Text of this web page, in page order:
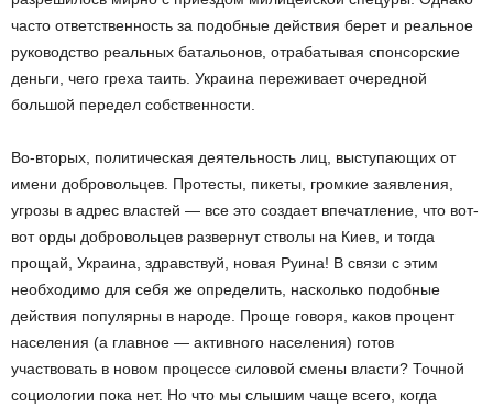
часто ответственность за подобные действия берет и реальное
руководство реальных батальонов, отрабатывая спонсорские
деньги, чего греха таить. Украина переживает очередной
большой передел собственности.
Во-вторых, политическая деятельность лиц, выступающих от
имени добровольцев. Протесты, пикеты, громкие заявления,
угрозы в адрес властей — все это создает впечатление, что вот-
вот орды добровольцев развернут стволы на Киев, и тогда
прощай, Украина, здравствуй, новая Руина! В связи с этим
необходимо для себя же определить, насколько подобные
действия популярны в народе. Проще говоря, каков процент
населения (а главное — активного населения) готов
участвовать в новом процессе силовой смены власти? Точной
социологии пока нет. Но что мы слышим чаще всего, когда